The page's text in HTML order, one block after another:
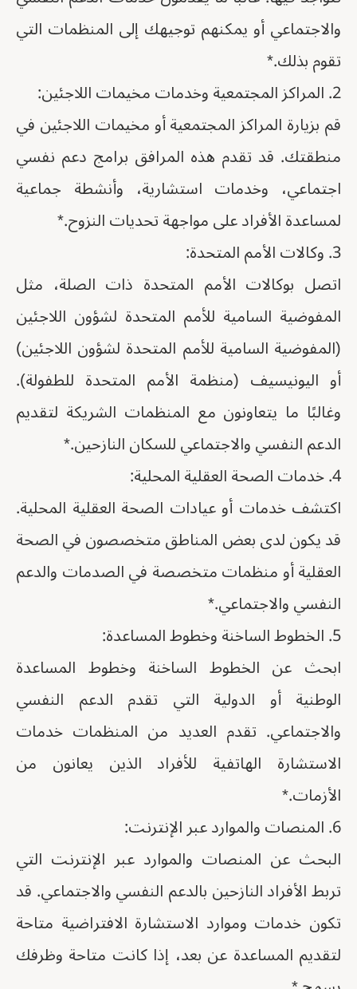
والاجتماعي أو يمكنهم توجيهك إلى المنظمات التي
تقوم بذلك.*
2. المراكز المجتمعية وخدمات مخيمات اللاجئين:
قم بزيارة المراكز المجتمعية أو مخيمات اللاجئين في
منطقتك. قد تقدم هذه المرافق برامج دعم نفسي
اجتماعي، وخدمات استشارية، وأنشطة جماعية
لمساعدة الأفراد على مواجهة تحديات النزوح.*
3. وكالات الأمم المتحدة:
اتصل بوكالات الأمم المتحدة ذات الصلة، مثل
المفوضية السامية للأمم المتحدة لشؤون اللاجئين
(المفوضية السامية للأمم المتحدة لشؤون اللاجئين)
أو اليونيسيف (منظمة الأمم المتحدة للطفولة).
وغالبًا ما يتعاونون مع المنظمات الشريكة لتقديم
الدعم النفسي والاجتماعي للسكان النازحين.*
4. خدمات الصحة العقلية المحلية:
اكتشف خدمات أو عيادات الصحة العقلية المحلية.
قد يكون لدى بعض المناطق متخصصون في الصحة
العقلية أو منظمات متخصصة في الصدمات والدعم
النفسي والاجتماعي.*
5. الخطوط الساخنة وخطوط المساعدة:
ابحث عن الخطوط الساخنة وخطوط المساعدة
الوطنية أو الدولية التي تقدم الدعم النفسي
والاجتماعي. تقدم العديد من المنظمات خدمات
الاستشارة الهاتفية للأفراد الذين يعانون من
الأزمات.*
6. المنصات والموارد عبر الإنترنت:
البحث عن المنصات والموارد عبر الإنترنت التي
تربط الأفراد النازحين بالدعم النفسي والاجتماعي. قد
تكون خدمات وموارد الاستشارة الافتراضية متاحة
لتقديم المساعدة عن بعد، إذا كانت متاحة وظرفك